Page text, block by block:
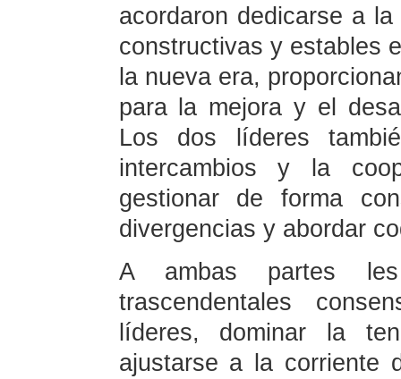
acordaron dedicarse a
constructivas y estables
la nueva era,
para la mejora y el
Los dos líderes
intercambios y la
gestionar de forma
divergencias y abordar
A ambas partes
trascendentales
líderes, dominar la
ajustarse a la corriente